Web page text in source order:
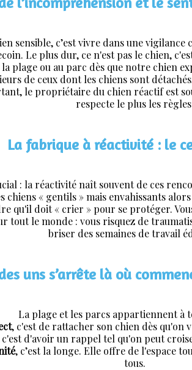
sensible, c’est vivre dans une
Le plus dur, ce n'est pas le chien,
plage ou au parc dès que notre chien
de ceux dont les chiens sont
le propriétaire du chien réactif est
respecte le plus les
La fabrique à réactivité : le
: la réactivité naît souvent de ces
chiens « gentils » mais envahissants
qu'il doit « crier » pour se protéger.
tout le monde : vous risquez de
briser des semaines de travail
uns s’arrête là où
La plage et les parcs appartiennent à
, c'est de rattacher son chien dès qu'on
c'est d'avoir un rappel tel qu'on peut
, c’est la longe. Elle offre de l'espace
tous.